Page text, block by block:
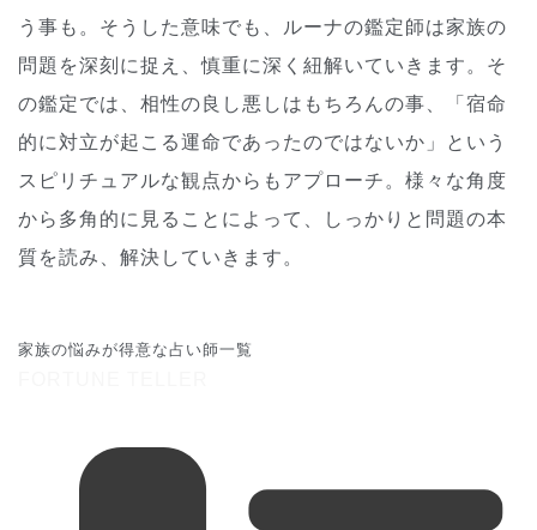
う事も。そうした意味でも、ルーナの鑑定師は家族の
問題を深刻に捉え、慎重に深く紐解いていきます。そ
の鑑定では、相性の良し悪しはもちろんの事、「宿命
的に対立が起こる運命であったのではないか」という
スピリチュアルな観点からもアプローチ。様々な角度
から多角的に見ることによって、しっかりと問題の本
質を読み、解決していきます。
家族の悩みが得意な占い師一覧